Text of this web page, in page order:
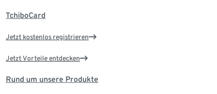
TchiboCard
Jetzt kostenlos registrieren
Jetzt Vorteile entdecken
Rund um unsere Produkte